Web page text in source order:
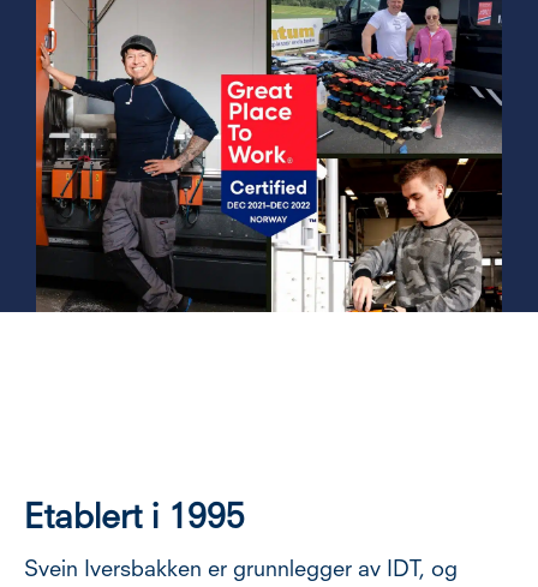
Etablert i 1995
Svein Iversbakken er grunnlegger av IDT, og